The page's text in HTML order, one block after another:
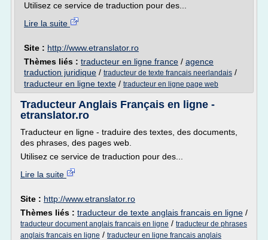
Utilisez ce service de traduction pour des...
Lire la suite
Site : http://www.etranslator.ro
Thèmes liés : traducteur en ligne france / agence
traduction juridique / traducteur de texte francais neerlandais /
traducteur en ligne texte / traducteur en ligne page web
Traducteur Anglais Français en ligne -
etranslator.ro
Traducteur en ligne - traduire des textes, des documents,
des phrases, des pages web.
Utilisez ce service de traduction pour des...
Lire la suite
Site : http://www.etranslator.ro
Thèmes liés : traducteur de texte anglais francais en ligne /
traducteur document anglais francais en ligne / traducteur de phrases
anglais francais en ligne / traducteur en ligne francais anglais